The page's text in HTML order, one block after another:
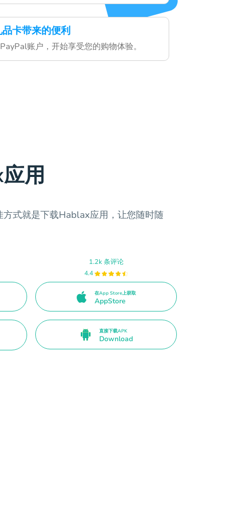
卡带来的便利
账户，开始享受您的购物体验。
用
式就是下载Hablax应用，让您随时随
1.2k 条评论
4.4
在App Store上获取
AppStore
直接下载APK
Download